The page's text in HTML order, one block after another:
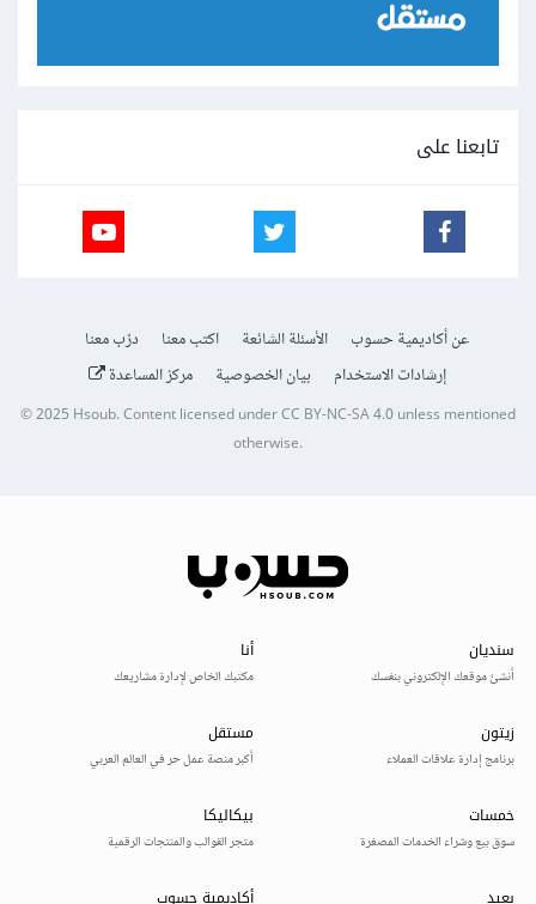
تابعنا على
عن أكاديمية حسوب الأسئلة الشائعة اكتب معنا
درّب معنا
إرشادات الاستخدام
بيان الخصوصية مركز المساعدة
© 2025Hsoub.Content licensed underCC BY-NC-SA 4.0unless mentioned
otherwise.